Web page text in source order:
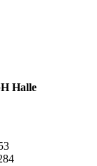
Halle